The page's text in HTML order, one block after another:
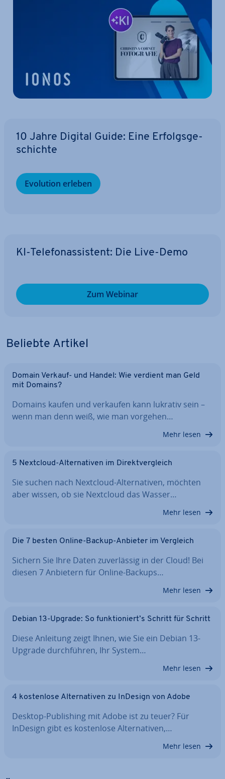
10 Jahre Digital Guide: Eine Er­folgs­ge­
schich­te
Evolution erleben
KI-Te­le­fon­as­sis­tent: Die Live-Demo
Zum Webinar
Beliebte Artikel
Domain Verkauf- und Handel: Wie verdient man Geld
mit Domains?
Domains kaufen und verkaufen kann lukrativ sein –
wenn man denn weiß, wie man vorgehen…
Mehr lesen
5 Nextcloud-Al­ter­na­ti­ven im Di­rekt­ver­gleich
Sie suchen nach Nextcloud-Al­ter­na­ti­ven, möchten
aber wissen, ob sie Nextcloud das Wasser…
Mehr lesen
Die 7 besten Online-Backup-Anbieter im Vergleich
Sichern Sie Ihre Daten zu­ver­läs­sig in der Cloud! Bei
diesen 7 Anbietern für Online-Backups…
Mehr lesen
Debian 13-Upgrade: So funk­tio­niert’s Schritt für Schritt
Diese Anleitung zeigt Ihnen, wie Sie ein Debian 13-
Upgrade durch­füh­ren, Ihr System…
Mehr lesen
4 kos­ten­lo­se Al­ter­na­ti­ven zu InDesign von Adobe
Desktop-Pu­bli­shing mit Adobe ist zu teuer? Für
InDesign gibt es kos­ten­lo­se Al­ter­na­ti­ven,…
Mehr lesen